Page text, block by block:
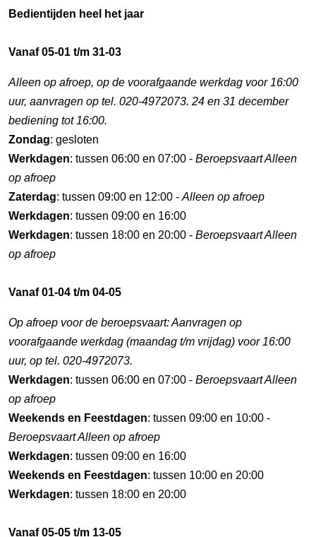
Bedientijden heel het jaar
Vanaf 05-01 t/m 31-03
Alleen op afroep, op de voorafgaande werkdag voor 16:00
uur, aanvragen op tel. 020-4972073. 24 en 31 december
bediening tot 16:00.
Zondag: gesloten
Werkdagen: tussen 06:00 en 07:00 - Beroepsvaart Alleen
op afroep
Zaterdag: tussen 09:00 en 12:00 - Alleen op afroep
Werkdagen: tussen 09:00 en 16:00
Werkdagen: tussen 18:00 en 20:00 - Beroepsvaart Alleen
op afroep
Vanaf 01-04 t/m 04-05
Op afroep voor de beroepsvaart: Aanvragen op
voorafgaande werkdag (maandag t/m vrijdag) voor 16:00
uur, op tel. 020-4972073.
Werkdagen: tussen 06:00 en 07:00 - Beroepsvaart Alleen
op afroep
Weekends en Feestdagen: tussen 09:00 en 10:00 -
Beroepsvaart Alleen op afroep
Werkdagen: tussen 09:00 en 16:00
Weekends en Feestdagen: tussen 10:00 en 20:00
Werkdagen: tussen 18:00 en 20:00
Vanaf 05-05 t/m 13-05